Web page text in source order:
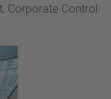
Corporate Control